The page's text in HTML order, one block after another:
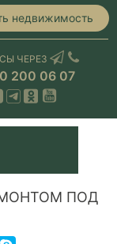
недвижимость
ЧЕРЕЗ
200 06 07
ПОД